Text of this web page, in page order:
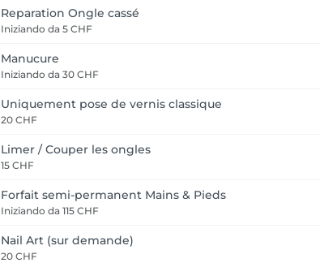
Reparation Ongle cassé
Iniziando da 5 CHF
Manucure
Iniziando da 30 CHF
Uniquement pose de vernis classique
20 CHF
Limer / Couper les ongles
15 CHF
Forfait semi-permanent Mains & Pieds
Iniziando da 115 CHF
Nail Art (sur demande)
20 CHF